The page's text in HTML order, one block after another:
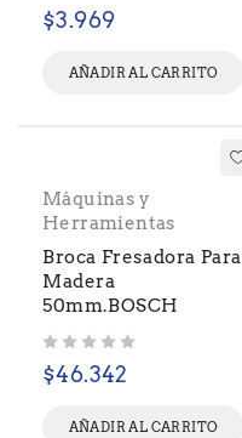
$3.969
AÑADIR AL CARRITO
Máquinas y
Herramientas
Broca Fresadora Para
Madera
50mm.BOSCH
$46.342
AÑADIR AL CARRITO